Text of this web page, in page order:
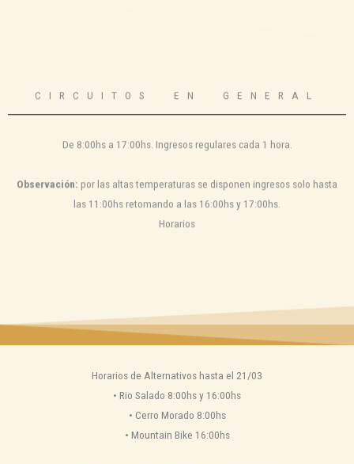
CIRCUITOS EN GENERAL
De 8:00hs a 17:00hs. Ingresos regulares cada 1 hora.
Observación: por las altas temperaturas se disponen ingresos solo hasta
las 11:00hs retomando a las 16:00hs y 17:00hs.
Horarios
Horarios de Alternativos hasta el 21/03
•⁠ ⁠Rio Salado 8:00hs y 16:00hs
•⁠ ⁠Cerro Morado 8:00hs
•⁠ ⁠Mountain Bike 16:00hs